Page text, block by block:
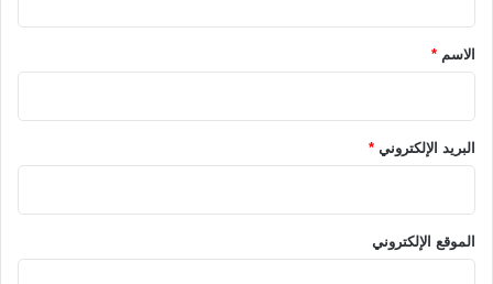
*الاسم *
البريد الإلكتروني *
الموقع الإلكتروني